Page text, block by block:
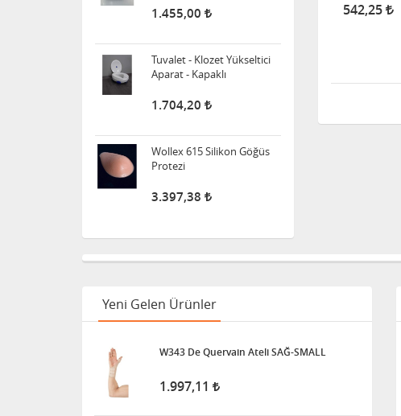
1.455,00
Tuvalet - Klozet Yükseltici
Aparat - Kapaklı
1.704,20
Wollex 615 Silikon Göğüs
Protezi
3.397,38
Süspansuvar Külodu
Tutunma Barı
8.598,47
542,25
Yeni Gelen Ürünler
W343 De Quervain Ateli SAĞ-SMALL
1.997,11